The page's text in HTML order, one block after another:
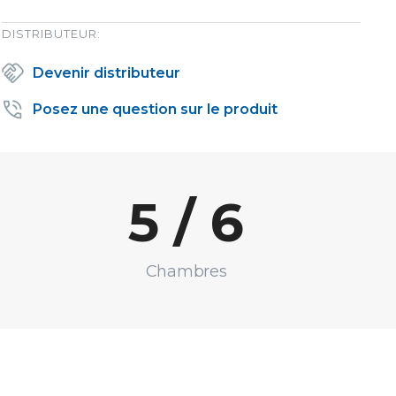
DISTRIBUTEUR:
Devenir distributeur
Posez une question sur le produit
5 / 6
Chambres